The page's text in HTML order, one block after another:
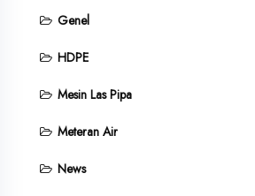
Genel
HDPE
Mesin Las Pipa
Meteran Air
News